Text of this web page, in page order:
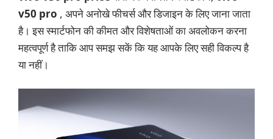
v50 pro , अपने अनोखे फीचर्स और डिजाइन के लिए जाना जाता
है। इस स्मार्टफोन की कीमत और विशेषताओं का अवलोकन करना
महत्वपूर्ण है ताकि आप समझ सकें कि यह आपके लिए सही विकल्प है
या नहीं।